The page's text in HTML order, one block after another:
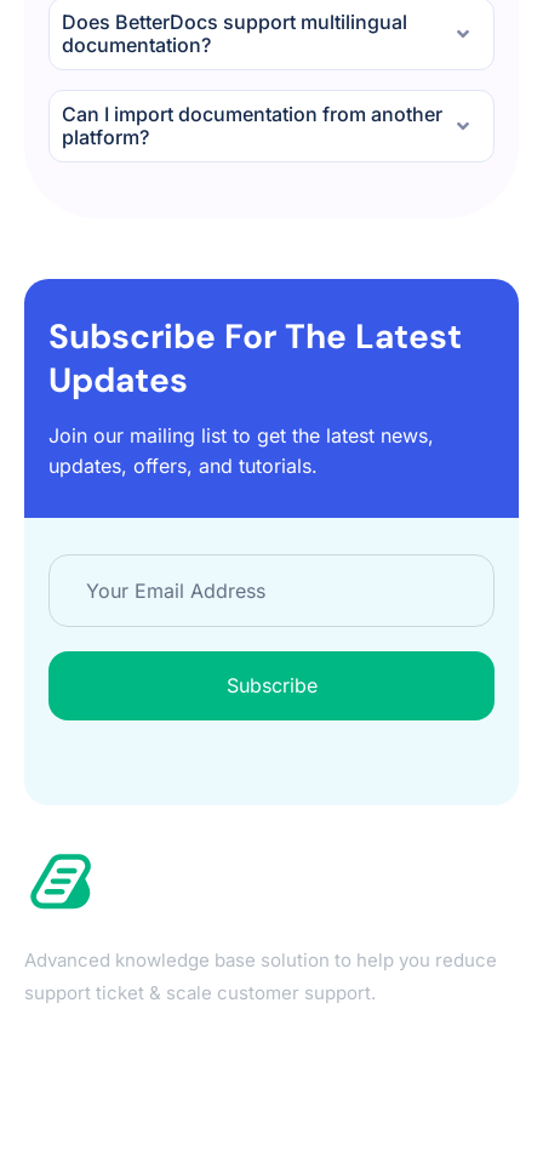
Does BetterDocs support multilingual
documentation?
Can I import documentation from another
platform?
Subscribe For The Latest
Updates
Join our mailing list to get the latest news,
updates, offers, and tutorials.
Subscribe
Advanced knowledge base solution to help you reduce
support ticket & scale customer support.